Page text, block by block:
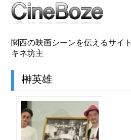
関西の映画シーンを伝えるサイト
キネ坊主
榊英雄